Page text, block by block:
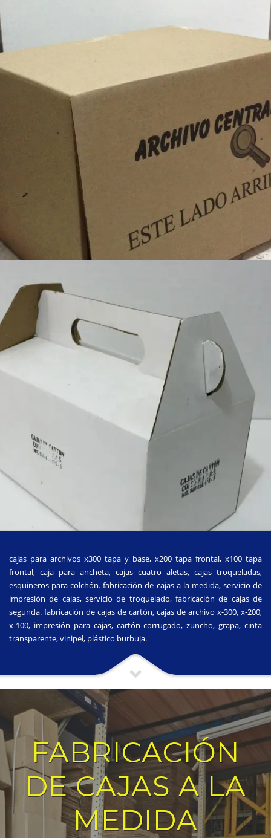
cajas para archivos x300 tapa y base, x200 tapa frontal, x100 tapa
frontal, caja para ancheta, cajas cuatro aletas, cajas troqueladas,
esquineros para colchón. fabricación de cajas a la medida, servicio de
impresión de cajas, servicio de troquelado, fabricación de cajas de
segunda. fabricación de cajas de cartón, cajas de archivo x-300, x-200,
x-100, impresión para cajas, cartón corrugado, zuncho, grapa, cinta
transparente, vinipel, plástico burbuja.
FABRICACIÓN
DE CAJAS A LA
MEDIDA